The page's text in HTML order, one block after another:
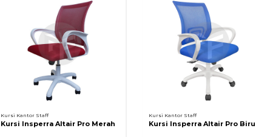
Kursi Kantor Staff
Kursi Insperra Altair Pro Merah
Kursi Kantor Staff
Kursi Insperra Altair Pro Biru